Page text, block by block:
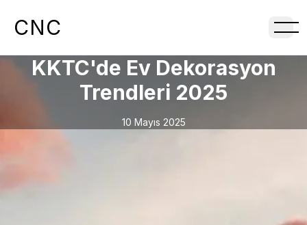
CNC
KKTC'de Ev Dekorasyon
Trendleri 2025
10 Mayıs 2025